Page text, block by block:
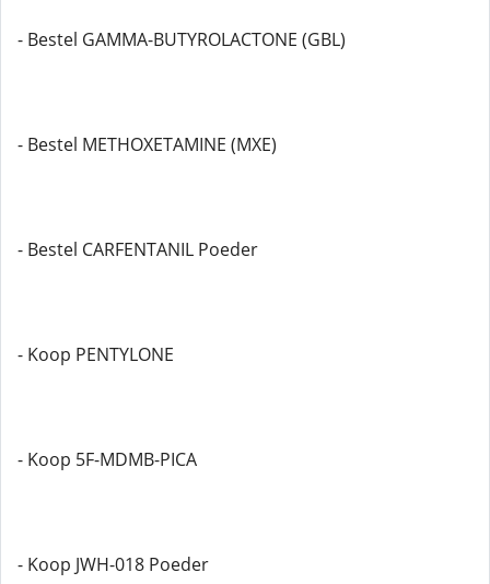
- Bestel GAMMA-BUTYROLACTONE (GBL)
- Bestel METHOXETAMINE (MXE)
- Bestel CARFENTANIL Poeder
- Koop PENTYLONE
- Koop 5F-MDMB-PICA
- Koop JWH-018 Poeder